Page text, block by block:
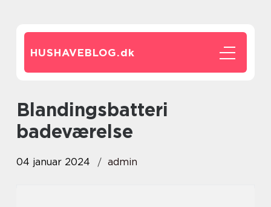
HUSHAVEBLOG.dk
blandingsbatteri
badeværelse
04 januar 2024 admin